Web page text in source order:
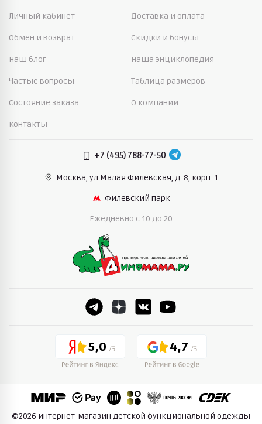
Личный кабинет Доставка и оплата
Обмен и возврат Скидки и бонусы
Наш блог Наша энциклопедия
Частые вопросы Таблица размеров
Состояние заказа О компании
Контакты
+7 (495) 788-77-50
Москва, ул.Малая Филевская, д. 8, корп. 1
Филевский парк
Ежедневно c 10 до 20
5,0 4,7
©2026 интернет-магазин детской функциональной одежды